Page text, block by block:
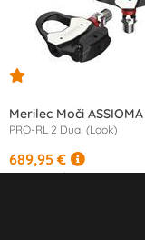
Merilec Moči ASSIOMA
PRO-RL 2 Dual (Look)
689,95 €
od11,61 €/mesec